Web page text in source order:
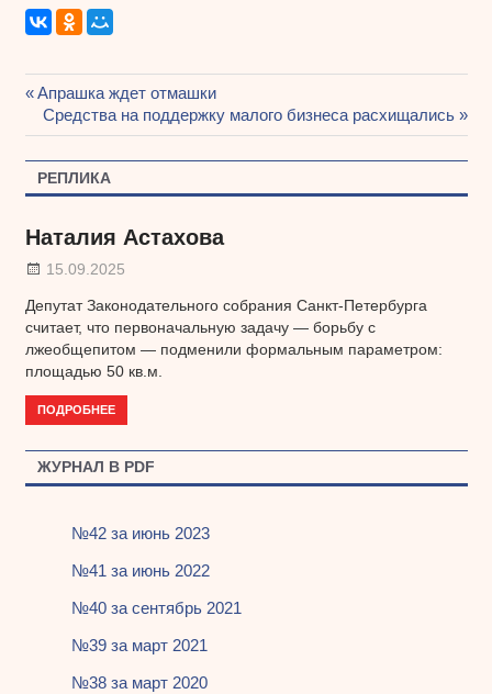
Навигация
записям
Предыдущая
запись:
Апрашка ждет отмашки
Следующая
запись:
Средства на поддержку малого бизнеса расхищались
РЕПЛИКА
Наталия Астахова
15.09.2025
Депутат Законодательного собрания Санкт-Петербурга
считает, что первоначальную задачу — борьбу с
лжеобщепитом — подменили формальным параметром:
площадью 50 кв.м.
ПОДРОБНЕЕ
ЖУРНАЛ В PDF
№42 за июнь 2023
№41 за июнь 2022
№40 за сентябрь 2021
№39 за март 2021
№38 за март 2020